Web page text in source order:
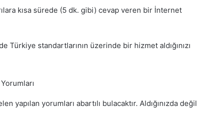
kısa sürede (5 dk. gibi) cevap veren bir İnternet
Türkiye standartlarının üzerinde bir hizmet aldığınızı
yapılan yorumları abartılı bulacaktır. Aldığınızda değil